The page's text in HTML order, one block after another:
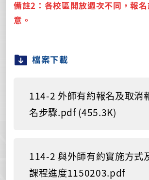
備註2：各校區開放週次不同，報
意。
檔案下載
114-2 外師有約報名及取消
名步驟.pdf (455.3K)
114-2 與外師有約實施方式
課程進度1150203.pdf